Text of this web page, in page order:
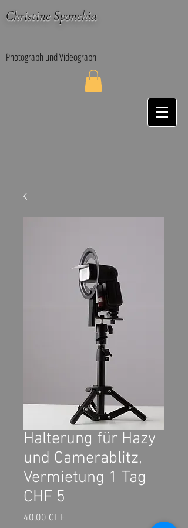
Christine Sponchia
Photograph und Videograph
Halterung für Hazy
und Camerablitz,
Vermietung 1 Tag
CHF 5
40,00 CHF